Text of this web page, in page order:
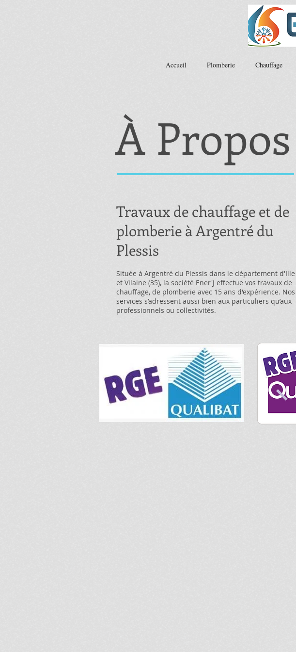
Accueil Plomberie Chauffage
À Propos
Travaux de chauffage et de
plomberie à Argentré du
Plessis
Située à Argentré du Plessis dans le département d'Ille
et Vilaine (35), la société Ener'J effectue vos travaux de
chauffage, de plomberie avec 15 ans d'expérience. Nos
services s’adressent aussi bien aux particuliers qu’aux
professionnels ou collectivités.